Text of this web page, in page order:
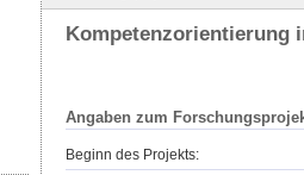
Kompetenzorientierung
Angaben zum
Beginn des Projekts: